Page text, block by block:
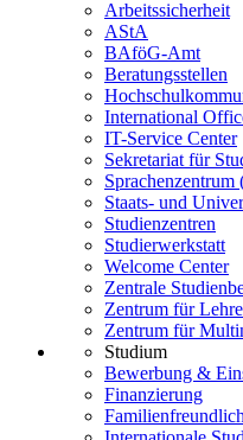
Arbeitssicherheit
AStA
BAföG-Amt
Beratungsstellen
International
IT-Service Center
Sekretariat für
Staats- und
Studienzentren
Studierwerkstatt
Welcome Center
Zentrale
Zentrum für
Zentrum für
Studium
Bewerbung &
Finanzierung